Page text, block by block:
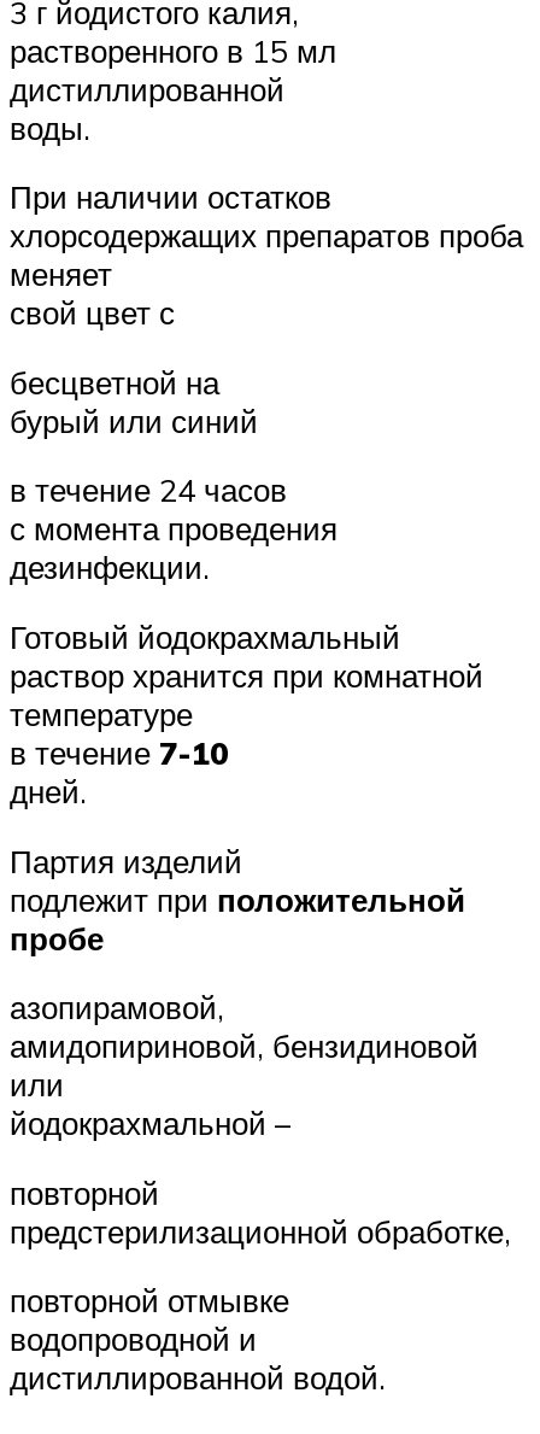
3 г йодистого калия,
растворенного в 15 мл
дистиллированной
воды.
При наличии остатков
хлорсодержащих препаратов проба
меняет
свой цвет с
бесцветной на
бурый или синий
в течение 24 часов
с момента проведения
дезинфекции.
Готовый йодокрахмальный
раствор хранится при комнатной
температуре
в течение 7-10
дней.
Партия изделий
подлежит при положительной
пробе
азопирамовой,
амидопириновой, бензидиновой
или
йодокрахмальной –
повторной
предстерилизационной обработке,
повторной отмывке
водопроводной и
дистиллированной водой.